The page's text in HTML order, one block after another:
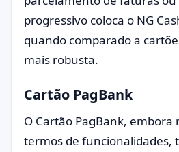
progressivo coloca o NG
quando comparado a
mais robusta.
Cartão PagBank
O Cartão PagBank, embora
termos de funcionalidades,